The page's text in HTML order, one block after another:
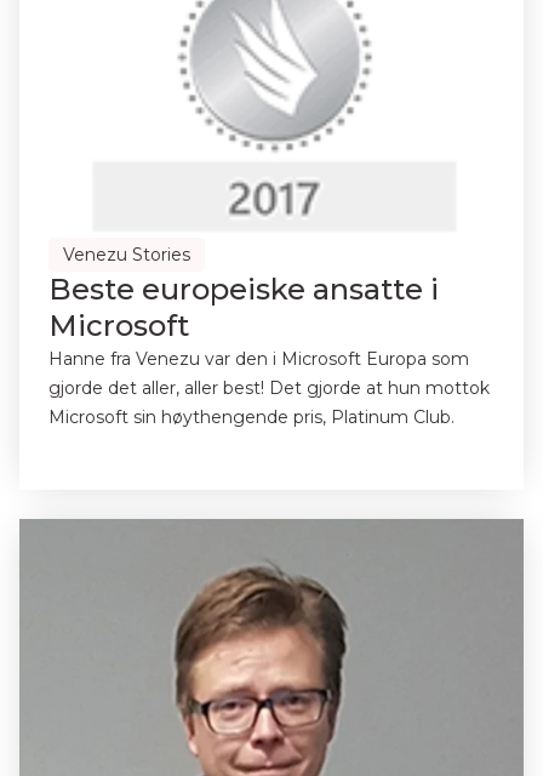
Venezu Stories
Beste europeiske ansatte i
Microsoft
Hanne fra Venezu var den i Microsoft Europa som
gjorde det aller, aller best! Det gjorde at hun mottok
Microsoft sin høythengende pris, Platinum Club.